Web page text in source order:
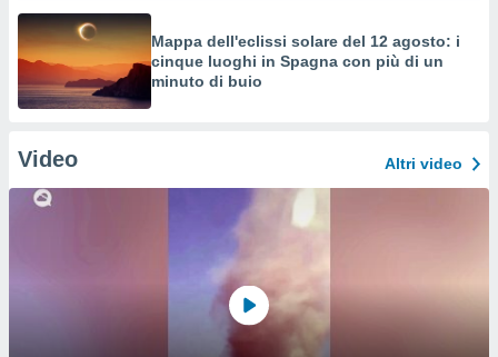
Mappa dell'eclissi solare del 12 agosto: i
cinque luoghi in Spagna con più di un
minuto di buio
Video Altri video